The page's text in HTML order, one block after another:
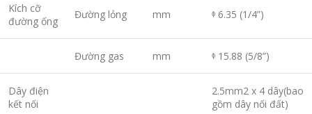
Kích cỡ
đường ống
Đường lỏng mm ᶲ 6.35 (1/4”)
Đường gas mm ᶲ 15.88 (5/8”)
Dây điện
kết nối
2.5mm2 x 4 dây(bao
gồm dây nối đất)